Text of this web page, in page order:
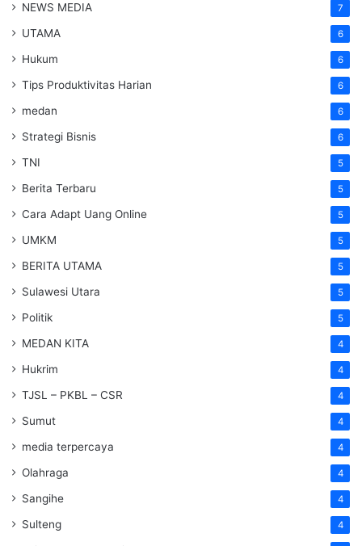
NEWS MEDIA 7
UTAMA 6
Hukum 6
Tips Produktivitas Harian 6
medan 6
Strategi Bisnis 6
TNI 5
Berita Terbaru 5
Cara Adapt Uang Online 5
UMKM 5
BERITA UTAMA 5
Sulawesi Utara 5
Politik 5
MEDAN KITA 4
Hukrim 4
TJSL – PKBL – CSR 4
Sumut 4
media terpercaya 4
Olahraga 4
Sangihe 4
Sulteng 4